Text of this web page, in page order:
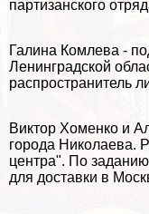
партизанского
Галина Комлева -
Ленинградской
распространитель
Виктор Хоменко и
города Николаева.
центра". По
для доставки в